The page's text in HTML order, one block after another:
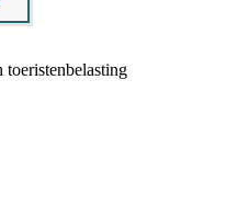
toeristenbelasting